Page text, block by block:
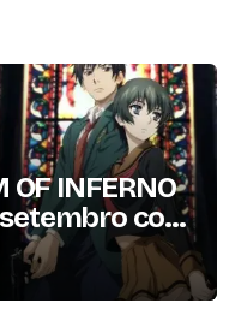
INFERNO
com
em